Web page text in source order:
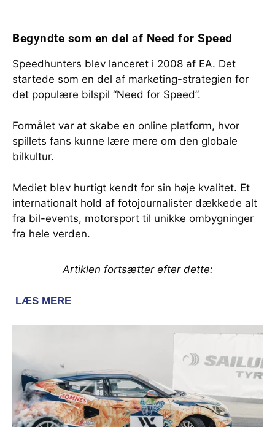
Begyndte som en del af Need for Speed
Speedhunters blev lanceret i 2008 af EA. Det
startede som en del af marketing-strategien for
det populære bilspil “Need for Speed”.
Formålet var at skabe en online platform, hvor
spillets fans kunne lære mere om den globale
bilkultur.
Mediet blev hurtigt kendt for sin høje kvalitet. Et
internationalt hold af fotojournalister dækkede alt
fra bil-events, motorsport til unikke ombygninger
fra hele verden.
Artiklen fortsætter efter dette: